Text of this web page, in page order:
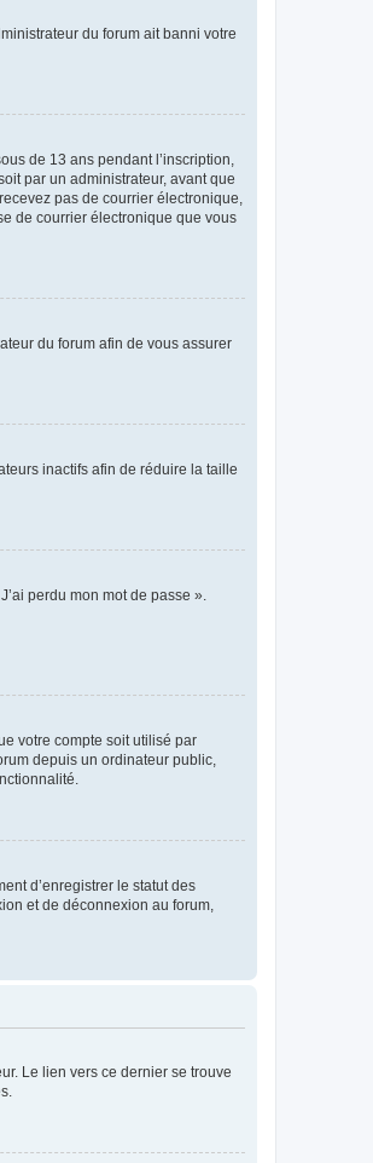
du forum ait banni votre
de 13 ans pendant l’inscription,
par un administrateur, avant que
pas de courrier électronique,
de courrier électronique que vous
du forum afin de vous assurer
inactifs afin de réduire la taille
perdu mon mot de passe ».
votre compte soit utilisé par
depuis un ordinateur public,
d’enregistrer le statut des
et de déconnexion au forum,
Le lien vers ce dernier se trouve